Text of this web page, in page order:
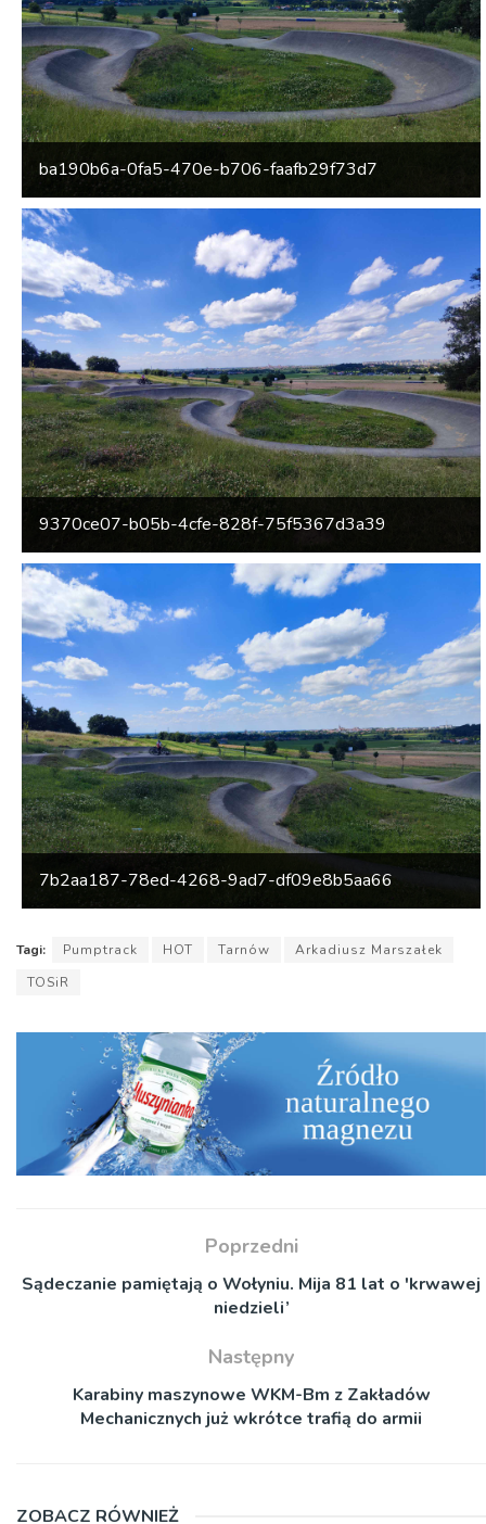
ba190b6a-0fa5-470e-b706-faafb29f73d7
9370ce07-b05b-4cfe-828f-75f5367d3a39
7b2aa187-78ed-4268-9ad7-df09e8b5aa66
Tagi: Pumptrack HOT Tarnów
Arkadiusz Marszałek
TOSiR
Poprzedni
Sądeczanie pamiętają o Wołyniu. Mija 81 lat o 'krwawej
niedzieli’
Następny
Karabiny maszynowe WKM-Bm z Zakładów
Mechanicznych już wkrótce trafią do armii
ZOBACZ RÓWNIEŻ